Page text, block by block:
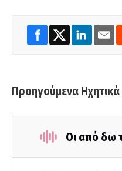
Προηγούμενα
Οι από δω